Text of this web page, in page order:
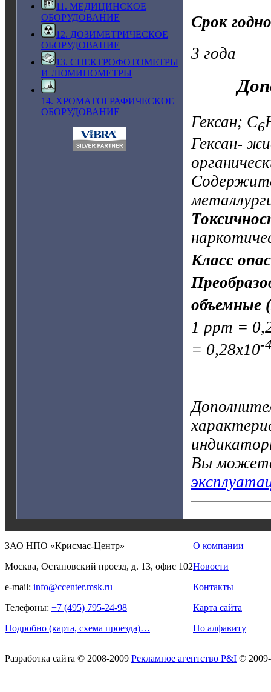
11. МЕДИЦИНСКОЕ
ОБОРУДОВАНИЕ
12. ДОЗИМЕТРИЧЕСКОЕ
ОБОРУДОВАНИЕ
13. СПЕКТРОФОТОМЕТРЫ
И ЛЮМИНОМЕТРЫ
14. ХРОМАТОГРАФИЧЕСКОЕ
ОБОРУДОВАНИЕ
Срок
3 года
Гексан; C6
Гексан-
Класс
объемные
1 ppm =
= 0,28х10-
Вы
ЗАО НПО «Крисмас-Центр»
Москва, Остаповский проезд, д. 13, офис 102
e-mail: info@ccenter.msk.ru
Телефоны: +7 (495) 795-24-98
Подробно (карта, схема проезда)…
О компании
Новости
Контакты
Карта сайта
По алфавиту
Разработка сайта © 2008-2009 Рекламное агентство P&I ©